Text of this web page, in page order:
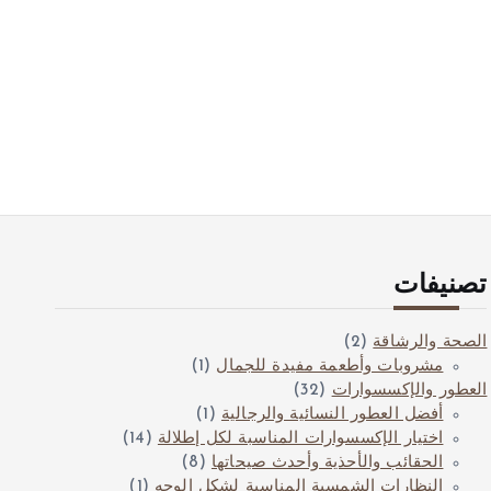
تصنيفات
الصحة والرشاقة (2)
مشروبات وأطعمة مفيدة للجمال (1)
العطور والإكسسوارات (32)
أفضل العطور النسائية والرجالية (1)
اختيار الإكسسوارات المناسبة لكل إطلالة (14)
الحقائب والأحذية وأحدث صيحاتها (8)
النظارات الشمسية المناسبة لشكل الوجه (1)